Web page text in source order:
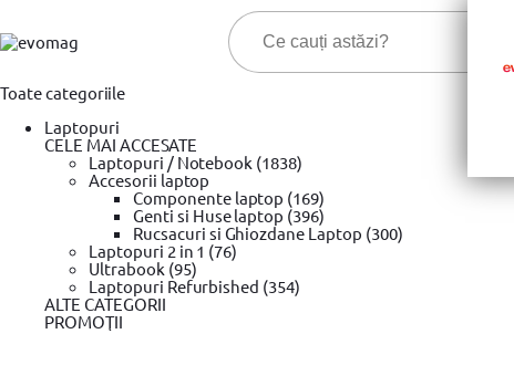
Toate categoriile
Laptopuri
CELE MAI ACCESATE
Laptopuri / Notebook (1838)
Accesorii laptop
Componente laptop (169)
Genti si Huse laptop (396)
Rucsacuri si Ghiozdane Laptop (300)
Laptopuri 2 in 1 (76)
Ultrabook (95)
Laptopuri Refurbished (354)
ALTE CATEGORII
PROMOŢII
Prima pagina »Unelte si scule »Trusa chei & Unelte
Cleste Declabator Automat Yato YT-2275, 0.5-6mm